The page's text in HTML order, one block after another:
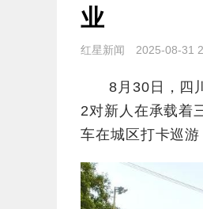
业
红星新闻 2025-08-31
8月30日，四
2对新人在承载着
车在城区打卡巡游